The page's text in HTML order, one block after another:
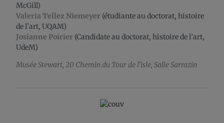
McGill)
Valeria Tellez Niemeyer (étudiante au doctorat, histoire
de l’art, UQAM)
Josianne Poirier (Candidate au doctorat, histoire de l’art,
UdeM)
Musée Stewart, 20 Chemin du Tour de l’isle, Salle Sarrazin